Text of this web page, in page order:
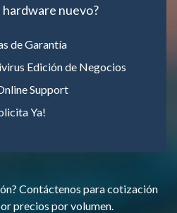
nuevo?
de Garantía
Edición de Negocios
Support
Ya!
Contáctenos para cotización
precios por volumen.